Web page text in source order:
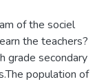
of the sociel
the teachers?
grade secondary
population of